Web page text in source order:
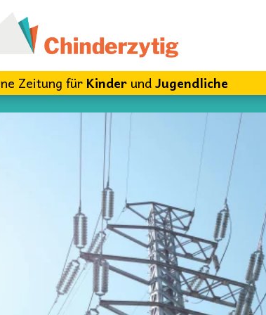
Zeitung für KinderundJugendliche